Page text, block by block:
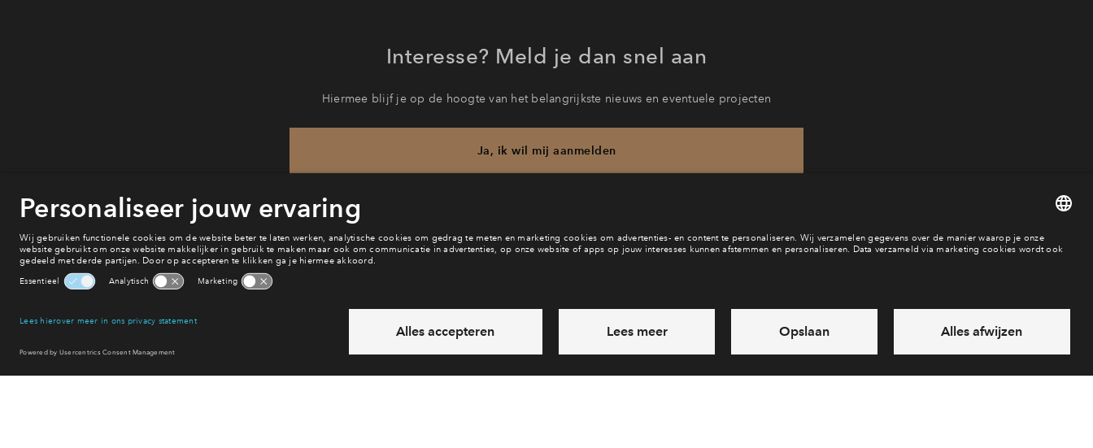
Interesse? Meld je dan snel aan
Hiermee blijf je op de hoogte van het belangrijkste nieuws en eventuele projecten
Ja, ik wil mij aanmelden
Heb je een vraag en wil je direct antwoord? Bel ons op
6 dagen per week beschikbaar (behalve tijdens feestdagen)
via chat en telefoon